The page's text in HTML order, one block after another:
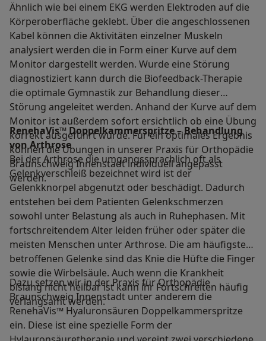
Ähnlich wie bei einem EKG werden Elektroden auf die
Körperoberfläche geklebt. Über die angeschlossenen
Kabel können die Aktivitäten einzelner Muskeln
analysiert werden die in Form einer Kurve auf dem
Monitor dargestellt werden. Wurde eine Störung
diagnostiziert kann durch die Biofeedback-Therapie
die optimale Gymnastik zur Behandlung dieser
Störung angeleitet werden. Anhand der Kurve auf dem
Monitor ist außerdem sofort ersichtlich ob eine Übung
korrekt ausgeführt wurde. Für ein optimales Ergebnis
können die Übungen in unserer Praxis für Orthopädie
Braunschweig Innenstadt individuell angepasst
werden.
RenehaVis™ Doppelkammerspritze – Behandlung
von Arthrose
Bei der Arthrose die umgangssprachlich oft als
Gelenkverschleiß bezeichnet wird ist der
Gelenkknorpel abgenutzt oder beschädigt. Dadurch
entstehen bei dem Patienten Gelenkschmerzen
sowohl unter Belastung als auch in Ruhephasen. Mit
fortschreitendem Alter leiden früher oder später die
meisten Menschen unter Arthrose. Die am häufigsten
betroffenen Gelenke sind das Knie die Hüfte die Finger
sowie die Wirbelsäule. Auch wenn die Krankheit
bislang nicht heilbar ist kann ihr Fortschreiten häufig
verlangsamt werden.
Dazu setzen wir in der Praxis für Orthopädie
Braunschweig Innenstadt unter anderem die
RenehaVis™ Hyaluronsäuren Doppelkammerspritze
ein. Diese ist eine spezielle Form der